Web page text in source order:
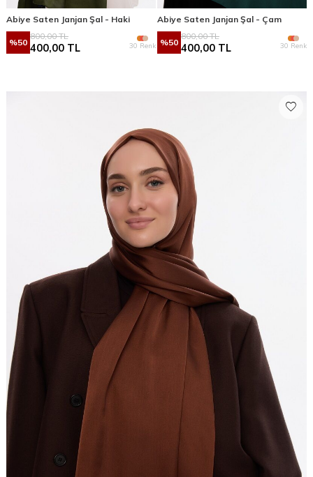
Abiye Saten Janjan Şal - Haki
%50
800,00TL
400,00 TL 30 Renk
Abiye Saten Janjan Şal - Çam
%50
800,00TL
400,00 TL 30 Renk